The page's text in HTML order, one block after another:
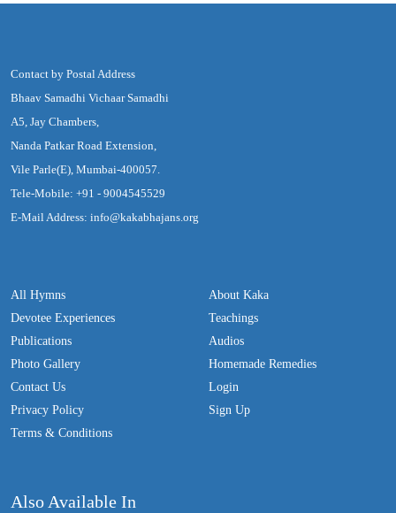
Contact by Postal Address
Bhaav Samadhi Vichaar Samadhi
A5, Jay Chambers,
Nanda Patkar Road Extension,
Vile Parle(E), Mumbai-400057.
Tele-Mobile: +91 - 9004545529
E-Mail Address: info@kakabhajans.org
All Hymns
Devotee Experiences
Publications
Photo Gallery
Contact Us
Privacy Policy
Terms & Conditions
About Kaka
Teachings
Audios
Homemade Remedies
Login
Sign Up
Also Available In